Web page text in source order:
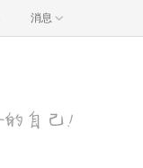
消息